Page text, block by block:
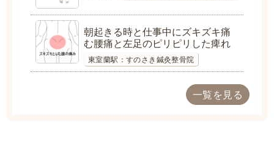
朝起きる時と仕事中にズキズキ痛
む腰痛と左足のピリピリした痺れ
東室蘭駅：すのさき鍼灸整骨院
一覧を見る